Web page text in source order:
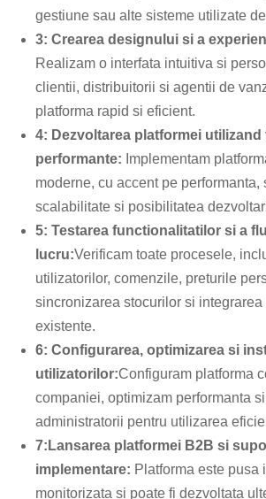
gestiune sau alte sisteme utilizate
3: Crearea designului si a
Realizam o interfata intuitiva si
clientii, distribuitorii si agentii de
platforma rapid si eficient.
4: Dezvoltarea platformei
performante: Implementam
moderne, cu accent pe performanta,
scalabilitate si posibilitatea
5: Testarea functionalitatilor si a
lucru:Verificam toate procesele,
utilizatorilor, comenzile, preturile
sincronizarea stocurilor si
existente.
6: Configurarea, optimizarea si
utilizatorilor:Configuram platforma
companiei, optimizam performanta
administratorii pentru utilizarea
7:Lansarea platformei B2B si
implementare: Platforma este pusa
monitorizata si poate fi dezvoltata